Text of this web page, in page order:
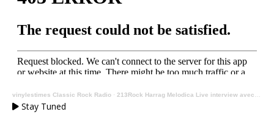
vinylestimes Classic Rock Radio · 213Rock Harrag Melodica Live interview avec Philippe Courtois de l'Argilière Misanthrope 01 07 2026 on Vinylestimes Classic Rock Radio
Stay Tuned